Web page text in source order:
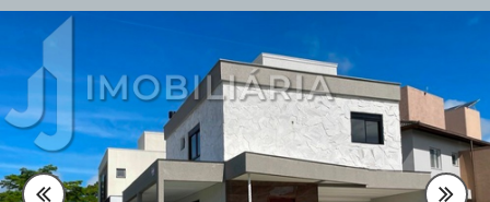
Quem Somos
Fale Conosco 48 3364-0079